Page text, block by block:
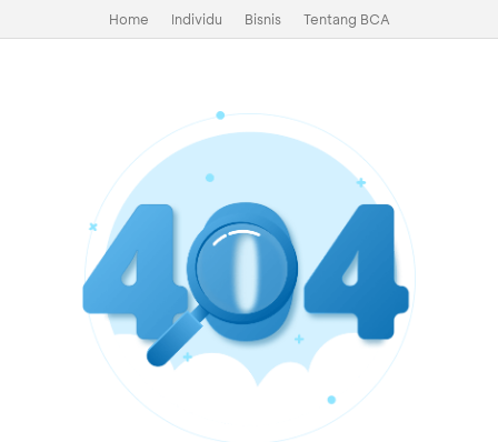
Home Individu Bisnis Tentang BCA